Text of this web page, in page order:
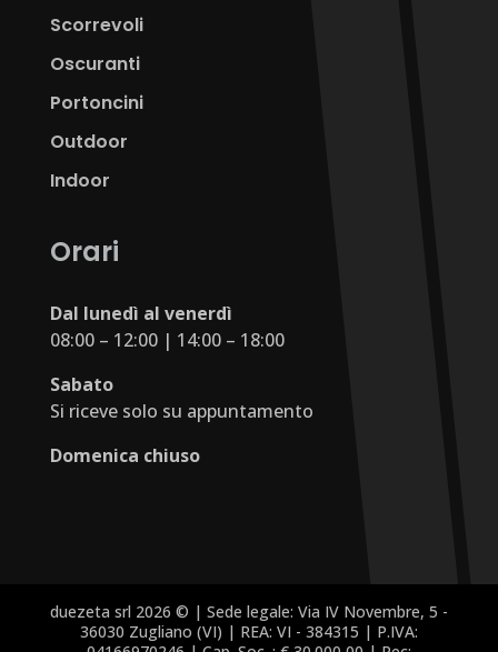
Scorrevoli
Oscuranti
Portoncini
Outdoor
Indoor
Orari
Dal lunedì al venerdì
08:00 – 12:00 | 14:00 – 18:00
Sabato
Si riceve solo su appuntamento
Domenica chiuso
duezeta srl 2026 © | Sede legale: Via IV Novembre, 5 -
36030 Zugliano (VI) | REA: VI - 384315 | P.IVA: